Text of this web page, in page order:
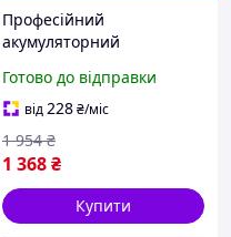
Професійний
акумуляторний
CP-1532, 21В, 2 батареї,
кейс для зручного
зберігання
Готово до відправки
від228₴/міс
1 368₴
1 954 ₴
Купити